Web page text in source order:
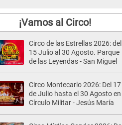
¡Vamos al Circo!
Circo de las Estrellas 2026: del
15 Julio al 30 Agosto. Parque
de las Leyendas - San Miguel
Circo Montecarlo 2026: Del 17
de Julio hasta el 30 Agosto en
Círculo Militar - Jesús María